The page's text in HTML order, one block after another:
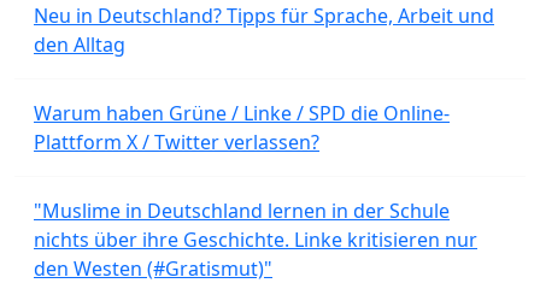
Neu in Deutschland? Tipps für Sprache, Arbeit und
den Alltag
Warum haben Grüne / Linke / SPD die Online-
Plattform X / Twitter verlassen?
"Muslime in Deutschland lernen in der Schule
nichts über ihre Geschichte. Linke kritisieren nur
den Westen (#Gratismut)"